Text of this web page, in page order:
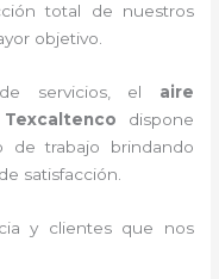
total de nuestros
objetivo.
servicios, el aire
Texcaltenco dispone
de trabajo brindando
satisfacción.
y clientes que nos